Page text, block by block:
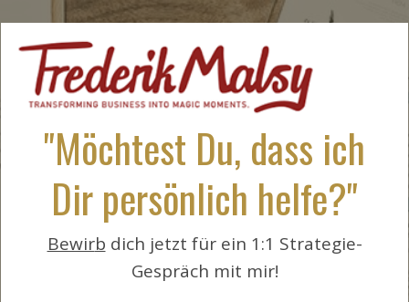
"Möchtest Du, dass ich
Dir persönlich helfe?"
Bewirb dich jetzt für ein 1:1 Strategie-
Gespräch mit mir!